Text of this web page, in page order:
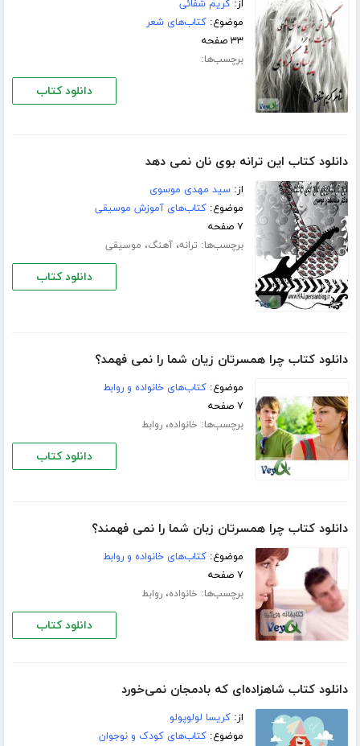
از:کریم شفائی
موضوع:کتاب‌های شعر
۳۳ صفحه
برچسب‌ها:
دانلود کتاب
دانلود کتاب این ترانه بوی نان نمی دهد
از:سید مهدی موسوی
موضوع:کتاب‌های آموزش موسیقی
۷ صفحه
برچسب‌ها: ترانه،آهنگ، موسیقی
دانلود کتاب
دانلود کتاب چرا همسرتان زیان شما را نمی فهمد؟
موضوع:کتاب‌های خانواده و روابط
۷ صفحه
برچسب‌ها: خانواده،روابط
دانلود کتاب
دانلود کتاب چرا همسرتان زبان شما را نمی فهمند؟
موضوع:کتاب‌های خانواده و روابط
۷ صفحه
برچسب‌ها: خانواده،روابط
دانلود کتاب
دانلود کتاب شاهزاده‌ای که بادمجان نمی‌خورد
از:کریسا لولوپولو
موضوع:کتاب‌های کودک و نوجوان